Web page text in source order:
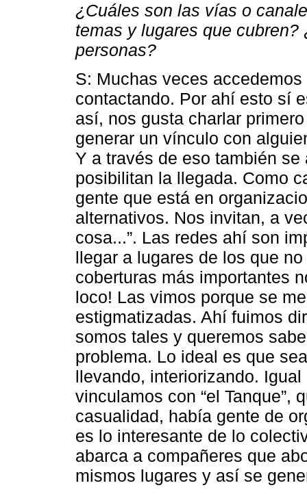
¿Cuáles son las vías o
temas y lugares que
personas?
S: Muchas veces
contactando. Por ahí esto sí
así, nos gusta charlar
generar un vínculo con
Y a través de eso también
posibilitan la llegada. Como
gente que está en
alternativos. Nos invitan, a
cosa...”. Las redes ahí son
llegar a lugares de los que
coberturas más importantes
loco! Las vimos porque se
estigmatizadas. Ahí fuimos
somos tales y queremos
problema. Lo ideal es que
llevando, interiorizando. Igual
vinculamos con “el Tanque”,
casualidad, había gente de
es lo interesante de lo
abarca a compañeres que
mismos lugares y así se